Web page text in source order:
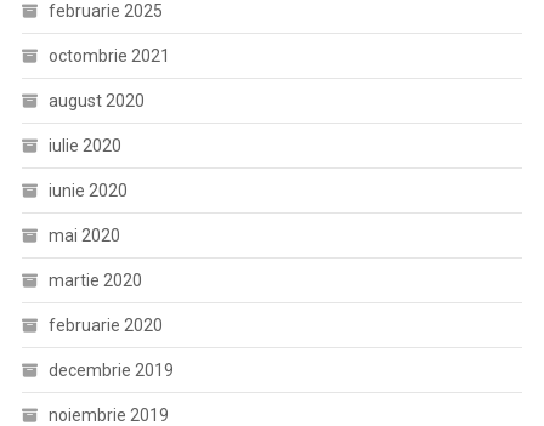
februarie 2025
octombrie 2021
august 2020
iulie 2020
iunie 2020
mai 2020
martie 2020
februarie 2020
decembrie 2019
noiembrie 2019